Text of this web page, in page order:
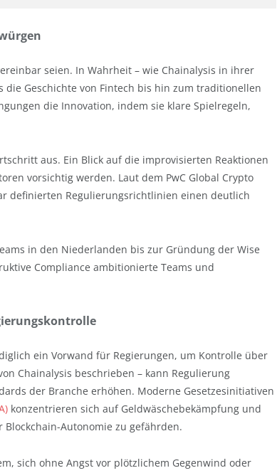
seien. In Wahrheit – wie Chainalysis in ihrer
Geschichte von Fintech bis hin zum traditionellen
die Innovation, indem sie klare Spielregeln,
aus. Ein Blick auf die improvisierten Reaktionen
vorsichtig werden. Laut dem PwC Global Crypto
definierten Regulierungsrichtlinien einen deutlich
in den Niederlanden bis zur Gründung der Wise
Compliance ambitionierte Teams und
ein Vorwand für Regierungen, um Kontrolle über
Chainalysis beschrieben – kann Regulierung
der Branche erhöhen. Moderne Gesetzesinitiativen
konzentrieren sich auf Geldwäschebekämpfung und
Autonomie zu gefährden.
sich ohne Angst vor plötzlichem Gegenwind oder